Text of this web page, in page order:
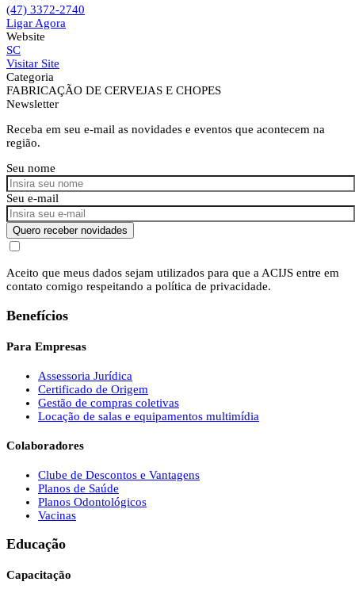
(47) 3372-2740
Ligar Agora
Website
SC
Visitar Site
Categoria
FABRICAÇÃO DE CERVEJAS E CHOPES
Newsletter
Receba em seu e-mail as novidades e eventos que acontecem na
região.
Seu nome
Seu e-mail
Quero receber novidades
Aceito que meus dados sejam utilizados para que a ACIJS entre em
contato comigo respeitando a política de privacidade.
Benefícios
Para Empresas
Assessoria Jurídica
Certificado de Origem
Gestão de compras coletivas
Locação de salas e equipamentos multimídia
Colaboradores
Clube de Descontos e Vantagens
Planos de Saúde
Planos Odontológicos
Vacinas
Educação
Capacitação